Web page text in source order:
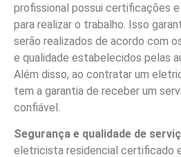
profissional possui certificações
para realizar o trabalho. Isso
serão realizados de acordo com
e qualidade estabelecidos pelas
Além disso, ao contratar um
tem a garantia de receber um
confiável.
Segurança e qualidade de
eletricista residencial certificado